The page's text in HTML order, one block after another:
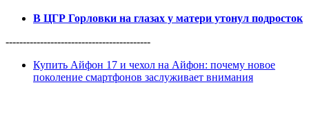
В ЦГР Горловки на глазах у матери утонул подросток
------------------------------------------
Купить Айфон 17 и чехол на Айфон: почему новое
поколение смартфонов заслуживает внимания